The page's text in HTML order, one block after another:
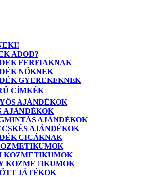
ADOD?
FÉRFIAKNAK
NŐKNEK
GYEREKEKNEK
CÍMKÉK
AJÁNDÉKOK
AJÁNDÉKOK
AJÁNDÉKOK
AJÁNDÉKOK
CICÁKNAK
KOZMETIKUMOK
KOZMETIKUMOK
JÁTÉKOK